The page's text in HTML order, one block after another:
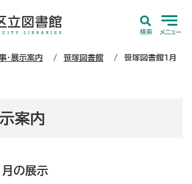
検索 メニュー
・展示案内 笹塚図書館
笹塚図書館1月
案内
の展示